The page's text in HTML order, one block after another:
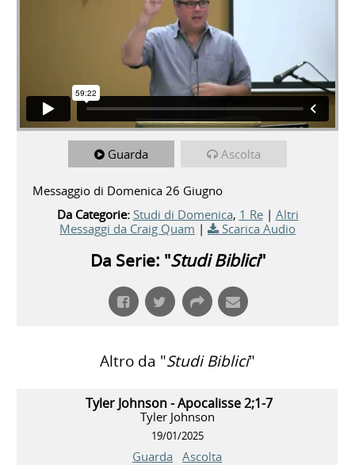
Guarda Ascolta
Messaggio di Domenica 26 Giugno
Da Categorie: Studi di Domenica, 1 Re| Altri
Messaggi da Craig Quam | Scarica Audio
Da Serie: "Studi Biblici"
Altro da "Studi Biblici"
Tyler Johnson - Apocalisse 2;1-7
Tyler Johnson
19/01/2025
Guarda Ascolta